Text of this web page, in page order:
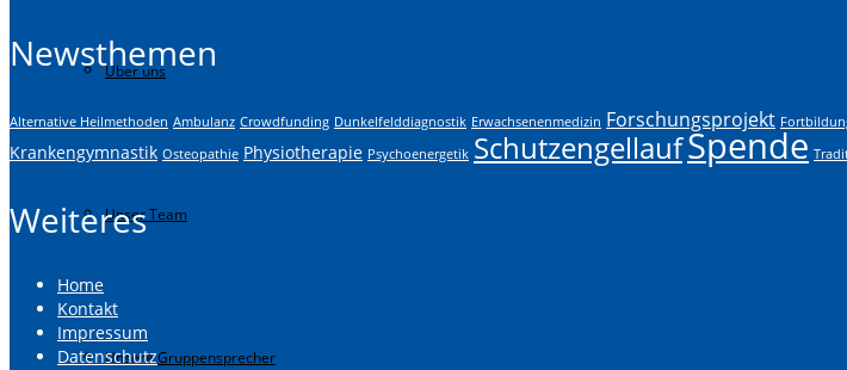
Über uns
Unser Team
Unsere Gruppensprecher
Newsthemen
Alternative Heilmethoden Ambulanz Crowdfunding Dunkelfelddiagnostik Erwachsenenmedizin Forschungsprojekt
Krankengymnastik Osteopathie Physiotherapie Psychoenergetik SchutzengellaufSpende
Weiteres
Home
Kontakt
Impressum
Datenschutz